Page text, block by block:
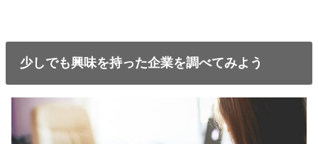
少しでも興味を持った企業を調べてみよう